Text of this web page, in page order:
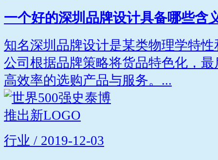
一个好的深圳品牌设计具备哪些含
知名深圳品牌设计是某类物理学特
公司根据品牌策略将货品特色化，
高效率的选购产品与服务。...
行业 / 2019-12-03